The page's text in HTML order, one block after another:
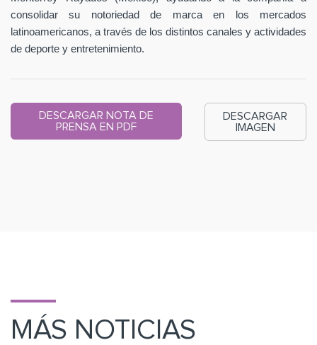
consolidar su notoriedad de marca en los mercados
latinoamericanos, a través de los distintos canales y actividades
de deporte y entretenimiento.
DESCARGAR NOTA DE
PRENSA EN PDF
DESCARGAR
IMAGEN
MÁS NOTICIAS